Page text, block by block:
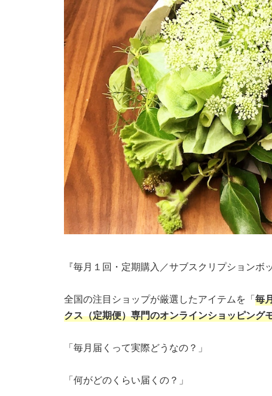
『毎月１回・定期購入／サブスクリプション
全国の注目ショップが厳選したアイテムを「毎
クス（定期便）専門のオンラインショッピング
「毎月届くって実際どうなの？」
「何がどのくらい届くの？」